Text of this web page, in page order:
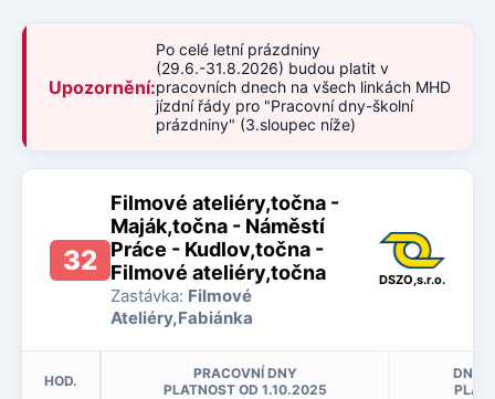
Upozornění:
Po celé letní prázdniny
(29.6.-31.8.2026) budou platit v
pracovních dnech na všech linkách MHD
jízdní řády pro "Pracovní dny-školní
prázdniny" (3.sloupec níže)
32
Filmové ateliéry,točna -
Maják,točna - Náměstí
Práce - Kudlov,točna -
Filmové ateliéry,točna
Zastávka: Filmové
Ateliéry,Fabiánka
DSZO,s.r.o.
HOD.
PRACOVNÍ DNY
PLATNOST OD 1.10.2025
DNY